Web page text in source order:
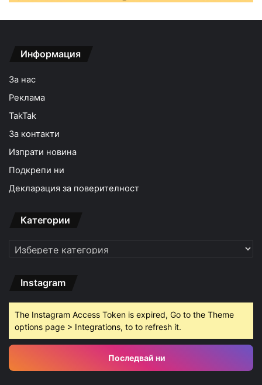
Информация
За нас
Реклама
TakTak
За контакти
Изпрати новина
Подкрепи ни
Декларация за поверителност
Категории
Категории
Instagram
The Instagram Access Token is expired, Go to the Theme
options page > Integrations, to to refresh it.
Последвай ни